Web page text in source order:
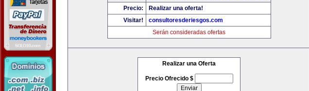
Precio:
Realizar una oferta!
Visitar!
consultoresderiesgos.com
Serán consideradas ofertas
Realizar una Oferta
Precio Ofrecido $